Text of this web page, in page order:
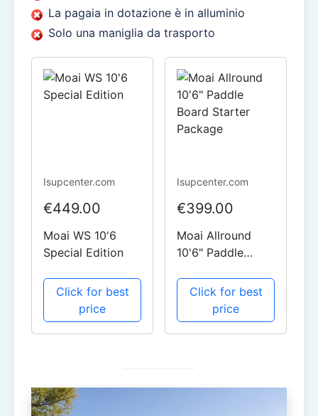
La pagaia in dotazione è in alluminio
Solo una maniglia da trasporto
Isupcenter.com
€449.00
Moai WS 10'6
Special Edition
Click for best
price
Isupcenter.com
€399.00
Moai Allround
10'6" Paddle
Package
Click for best
price